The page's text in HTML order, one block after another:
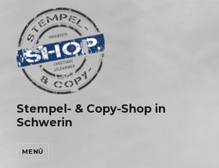
Stempel- & Copy-Shop in
Schwerin
MENÜ